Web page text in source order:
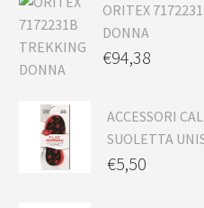
ORITEX
DONNA
€94,38
ACCESSORI
SUOLETTA
€5,50